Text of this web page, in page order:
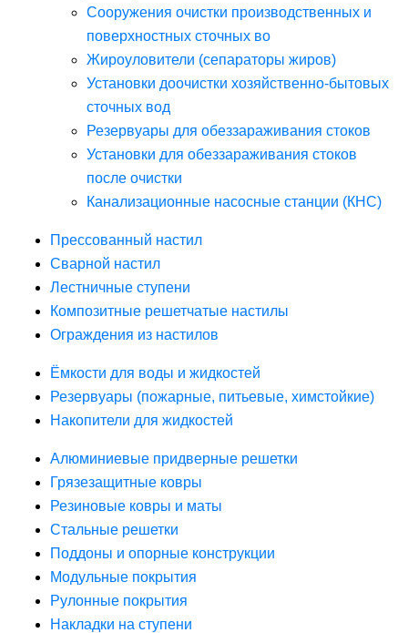
Сооружения очистки производственных и
поверхностных сточных во
Жироуловители (сепараторы жиров)
Установки доочистки хозяйственно-бытовых
сточных вод
Резервуары для обеззараживания стоков
Установки для обеззараживания стоков
после очистки
Канализационные насосные станции (КНС)
Прессованный настил
Сварной настил
Лестничные ступени
Композитные решетчатые настилы
Ограждения из настилов
Ёмкости для воды и жидкостей
Резервуары (пожарные, питьевые, химстойкие)
Накопители для жидкостей
Алюминиевые придверные решетки
Грязезащитные ковры
Резиновые ковры и маты
Стальные решетки
Поддоны и опорные конструкции
Модульные покрытия
Рулонные покрытия
Накладки на ступени